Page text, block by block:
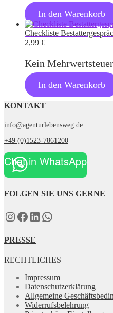
In den Warenkorb
Checkliste
2,99 €
Kein
In den Warenkorb
KONTAKT
info@agenturlebensweg.de
+49 (0)1523-7861200
Chat in WhatsApp
FOLGEN SIE UNS GERNE
Instagram
Facebook
LinkedIn
WhatsApp
PRESSE
RECHTLICHES
Impressum
Datenschutzerklärung
Allgemeine
Widerrufsbelehrung